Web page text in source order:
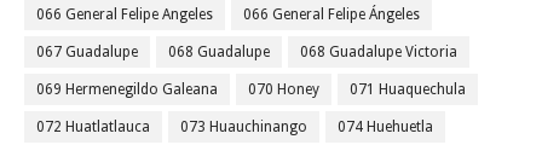
066 General Felipe Angeles 066 General Felipe Ángeles
067 Guadalupe 068 Guadalupe 068 Guadalupe Victoria
069 Hermenegildo Galeana 070 Honey 071 Huaquechula
072 Huatlatlauca 073 Huauchinango 074 Huehuetla